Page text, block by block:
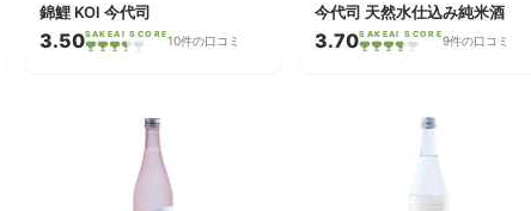
錦鯉 KOI 今代司
3.50SAKEAI SCORE10件の口コミ
今代司 天然水仕込み純米酒
3.70SAKEAI SCORE9件の口コミ